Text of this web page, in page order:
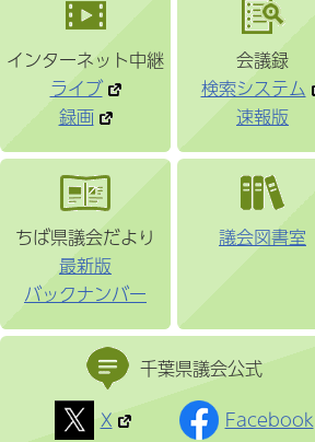
インターネット中継
ライブ
録画
会議録
検索システム
速報版
ちば県議会だより
最新版
バックナンバー
議会図書室
千葉県議会公式
X
Facebook